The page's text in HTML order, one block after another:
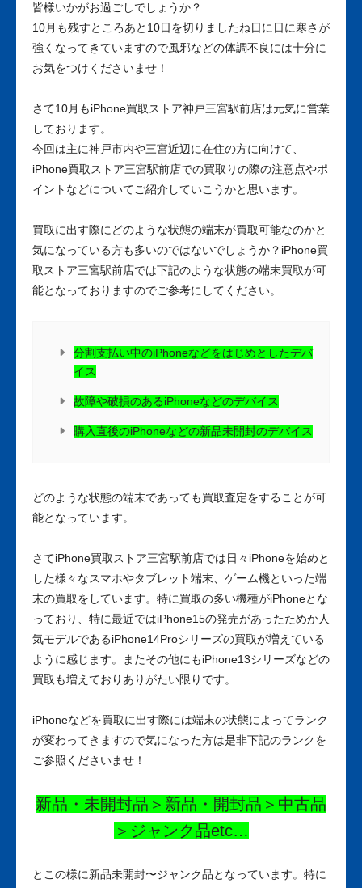
皆様いかがお過ごしでしょうか？
10月も残すところあと10日を切りましたね日に日に寒さが
強くなってきていますので風邪などの体調不良には十分に
お気をつけくださいませ！
さて10月もiPhone買取ストア神戸三宮駅前店は元気に営業
しております。
今回は主に神戸市内や三宮近辺に在住の方に向けて、
iPhone買取ストア三宮駅前店での買取りの際の注意点やポ
イントなどについてご紹介していこうかと思います。
買取に出す際にどのような状態の端末が買取可能なのかと
気になっている方も多いのではないでしょうか？iPhone買
取ストア三宮駅前店では下記のような状態の端末買取が可
能となっておりますのでご参考にしてください。
分割支払い中のiPhoneなどをはじめとしたデバ
イス
故障や破損のあるiPhoneなどのデバイス
購入直後のiPhoneなどの新品未開封のデバイス
どのような状態の端末であっても買取査定をすることが可
能となっています。
さてiPhone買取ストア三宮駅前店では日々iPhoneを始めと
した様々なスマホやタブレット端末、ゲーム機といった端
末の買取をしています。特に買取の多い機種がiPhoneとな
っており、特に最近ではiPhone15の発売があったためか人
気モデルであるiPhone14Proシリーズの買取が増えている
ように感じます。またその他にもiPhone13シリーズなどの
買取も増えておりありがたい限りです。
iPhoneなどを買取に出す際には端末の状態によってランク
が変わってきますので気になった方は是非下記のランクを
ご参照くださいませ！
新品・未開封品＞新品・開封品＞中古品
＞ジャンク品etc…
とこの様に新品未開封〜ジャンク品となっています。特に